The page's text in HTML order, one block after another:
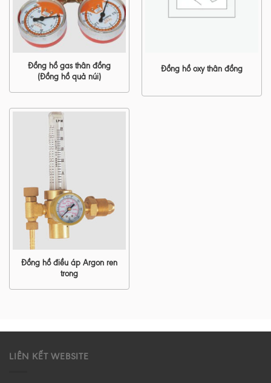
Đồng hồ gas thân đồng
(Đồng hồ quả núi)
Đồng hồ oxy thân đồng
Đồng hồ điều áp Argon ren
trong
LIÊN KẾT WEBSITE